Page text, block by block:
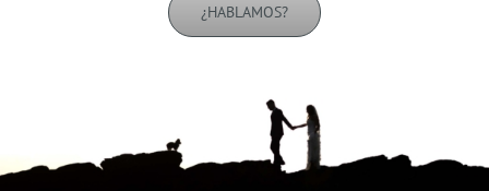
¿HABLAMOS?